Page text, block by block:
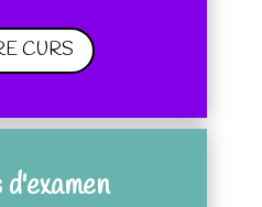
CURS